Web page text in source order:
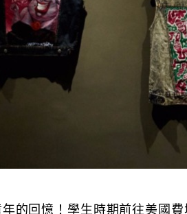
的回憶！學生時期前往美國